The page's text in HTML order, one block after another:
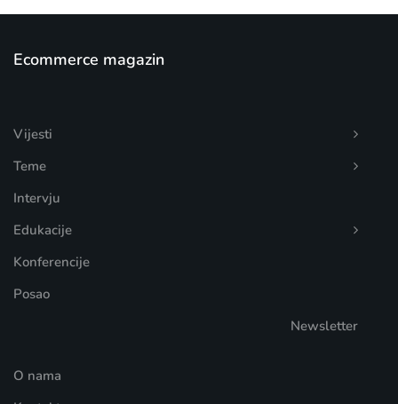
Ecommerce magazin
Vijesti
Teme
Intervju
Edukacije
Konferencije
Posao
Newsletter
O nama